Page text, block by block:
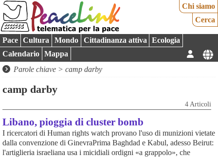
Chi siamo
Cerca
Pace Cultura Mondo Cittadinanza attiva
Ecologia
Calendario
Mappa
Parole chiave > camp darby
camp darby
4 Articoli
Libano, pioggia di cluster bomb
I ricercatori di Human rights watch provano l'uso di munizioni vietate
dalla convenzione di GinevraPrima Baghdad e Kabul, adesso Beirut:
l'artiglieria israeliana usa i micidiali ordigni «a grappolo», che